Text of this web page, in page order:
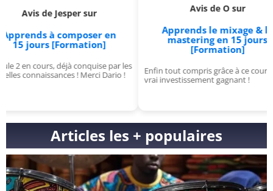
sur
composer en
conquise par les
! Merci Dario !
Avis de O sur
Apprends le mixage & le
mastering en 15 jours
[Formation]
Enfin tout compris grâce à ce cours, un
vrai investissement gagnant !
Articles les + populaires